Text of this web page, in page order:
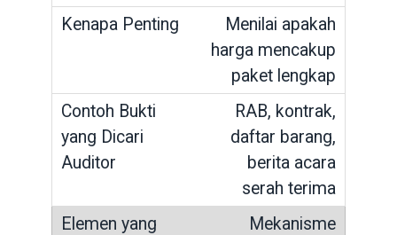
Menilai apakah
harga mencakup
paket lengkap
RAB, kontrak,
daftar barang,
berita acara
serah terima
Mekanisme